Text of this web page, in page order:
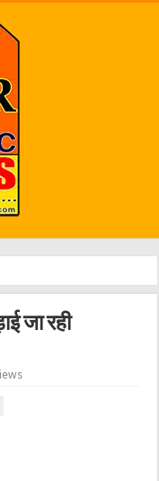
जा रही